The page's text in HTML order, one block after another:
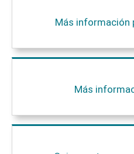
Más información
Más